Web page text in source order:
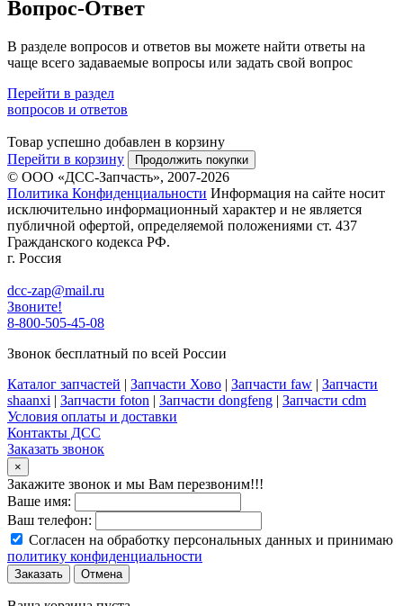
Вопрос-Ответ
В разделе вопросов и ответов вы можете найти ответы на
чаще всего задаваемые вопросы или задать свой вопрос
Перейти в раздел
вопросов и ответов
Товар успешно добавлен в корзину
Перейти в корзину
Продолжить покупки
© ООО «ДСС-Запчасть», 2007-2026
Политика Конфиденциальности Информация на сайте носит
исключительно информационный характер и не является
публичной офертой, определяемой положениями ст. 437
Гражданского кодекса РФ.
г. Россия
dcc-zap@mail.ru
Звоните!
8-800-505-45-08
Звонок бесплатный по всей России
Каталог запчастей | Запчасти Хово | Запчасти faw | Запчасти
shaanxi | Запчасти foton | Запчасти dongfeng | Запчасти cdm
Условия оплаты и доставки
Контакты ДСС
Заказать звонок
×
Закажите звонок и мы Вам перезвоним!!!
Ваше имя:
Ваш телефон:
Согласен на обработку персональных данных и принимаю
политику конфиденциальности
Заказать Отмена